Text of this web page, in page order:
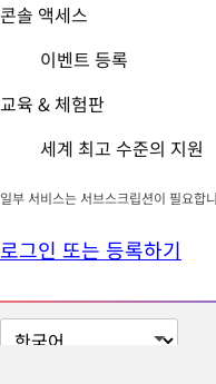
콘솔 액세스
이벤트 등록
교육 & 체험판
세계 최고 수준의 지원
일부 서비스는 서브스크립션이 필요합
로그인 또는 등록하기
페